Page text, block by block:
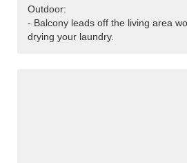
Outdoor:
- Balcony leads off the living area
drying your laundry.